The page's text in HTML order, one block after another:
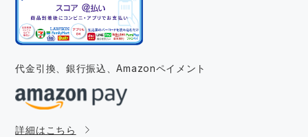
代金引換、銀行振込、Amazonペイメント
詳細はこちら